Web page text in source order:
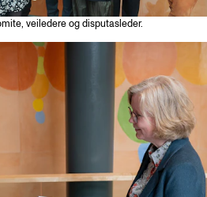
veiledere og disputasleder.